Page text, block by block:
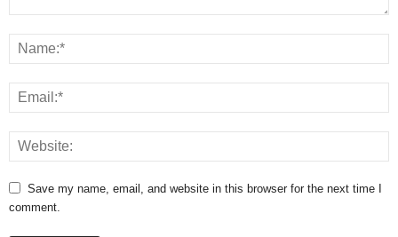
Save my name, email, and website in this browser for the next time I
comment.